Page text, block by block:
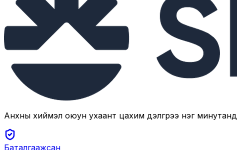
Анхны хиймэл оюун ухаант цахим дэлгүүрээ нэг минутанд
Баталгаажсан